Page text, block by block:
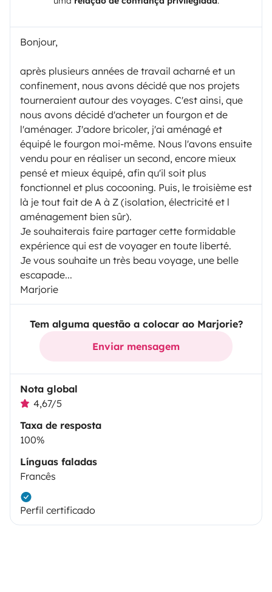
Bonjour,
après plusieurs années de travail acharné et un
confinement, nous avons décidé que nos projets
tourneraient autour des voyages. C'est ainsi, que
nous avons décidé d'acheter un fourgon et de
l'aménager. J'adore bricoler, j'ai aménagé et
équipé le fourgon moi-même. Nous l'avons ensuite
vendu pour en réaliser un second, encore mieux
pensé et mieux équipé, afin qu'il soit plus
fonctionnel et plus cocooning. Puis, le troisième est
là je tout fait de A à Z (isolation, électricité et l
aménagement bien sûr).
Je souhaiterais faire partager cette formidable
expérience qui est de voyager en toute liberté.
Je vous souhaite un très beau voyage, une belle
escapade...
Marjorie
Tem alguma questão a colocar ao Marjorie?
Enviar mensagem
Nota global
4,67/5
Taxa de resposta
100%
Línguas faladas
Francês
Perfil certificado